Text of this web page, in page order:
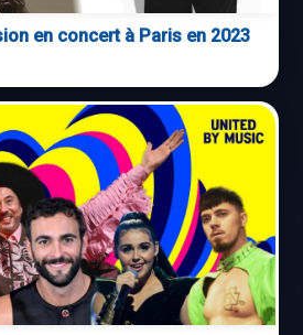
en concert à Paris en 2023